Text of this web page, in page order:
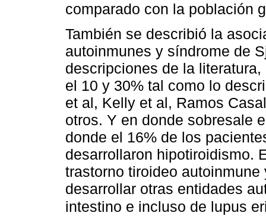
comparado con la población
También se describió la
autoinmunes y síndrome de
descripciones de la
el 10 y 30% tal como lo
et al, Kelly et al, Ramos
otros. Y en donde sobresale
donde el 16% de los
desarrollaron hipotiroidismo.
trastorno tiroideo
desarrollar otras entidades
intestino e incluso de lupus